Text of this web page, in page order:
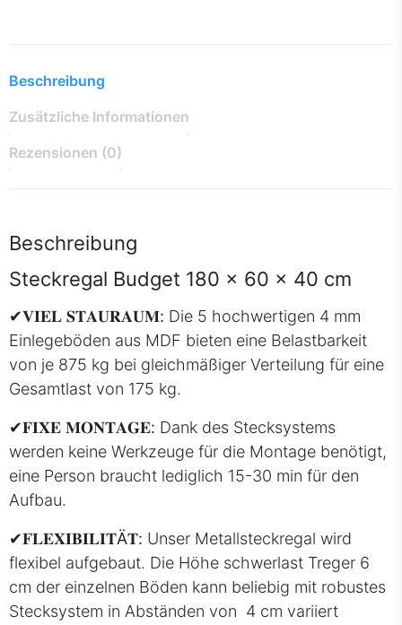
Beschreibung
Zusätzliche Informationen
Rezensionen (0)
Beschreibung
Steckregal Budget 180 x 60 x 40 cm
✔𝐕𝐈𝐄𝐋 𝐒𝐓𝐀𝐔𝐑𝐀𝐔𝐌: Die 5 hochwertigen 4 mm
Einlegeböden aus MDF bieten eine Belastbarkeit
von je 875 kg bei gleichmäßiger Verteilung für eine
Gesamtlast von 175 kg.
✔𝐅𝐈𝐗𝐄 𝐌𝐎𝐍𝐓𝐀𝐆𝐄: Dank des Stecksystems
werden keine Werkzeuge für die Montage benötigt,
eine Person braucht lediglich 15-30 min für den
Aufbau.
✔𝐅𝐋𝐄𝐗𝐈𝐁𝐈𝐋𝐈𝐓Ä𝐓: Unser Metallsteckregal wird
flexibel aufgebaut. Die Höhe schwerlast Treger 6
cm der einzelnen Böden kann beliebig mit robustes
Stecksystem in Abständen von 4 cm variiert